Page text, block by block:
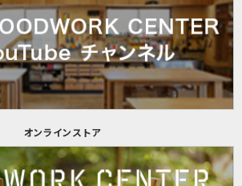
オンラインストア